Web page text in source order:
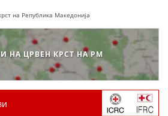
на Република Македонија
НА ЦРВЕН КРСТ НА РМ